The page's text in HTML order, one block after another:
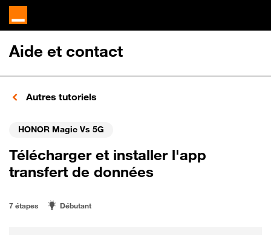
Aide et contact
Autres tutoriels
HONOR Magic Vs 5G
Télécharger et installer l'app
transfert de données
7 étapes Débutant